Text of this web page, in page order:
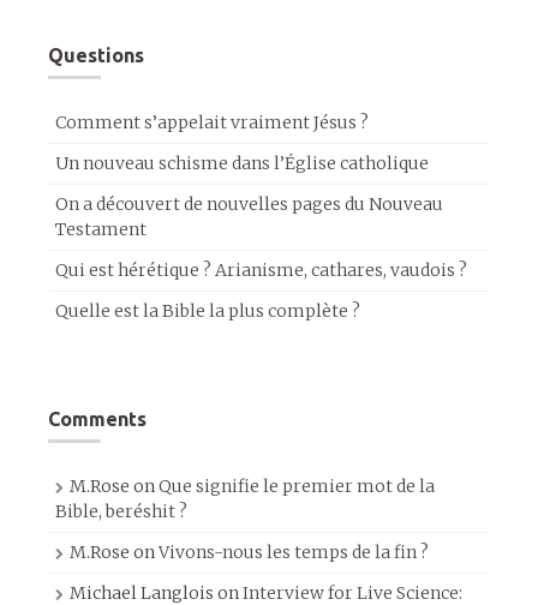
Questions
Comment s’appelait vraiment Jésus ?
Un nouveau schisme dans l’Église catholique
On a découvert de nouvelles pages du Nouveau
Testament
Qui est hérétique ? Arianisme, cathares, vaudois ?
Quelle est la Bible la plus complète ?
Comments
M.Rose onQue signifie le premier mot de la
Bible, beréshit ?
M.Rose onVivons-nous les temps de la fin ?
Michael Langlois onInterview for Live Science: